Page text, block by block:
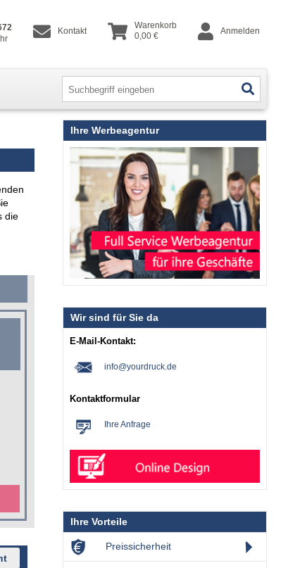
Kontakt
Warenkorb
0,00 €
Anmelden
die
Ihre Werbeagentur
Wir sind für Sie da
E-Mail-Kontakt:
info@yourdruck.de
Kontaktformular
Ihre Anfrage
Ihre Vorteile
Preissicherheit